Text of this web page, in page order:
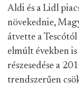
Aldi és a Lidl
növekednie,
átvette a
elmúlt években is
részesedése a
trendszerűen